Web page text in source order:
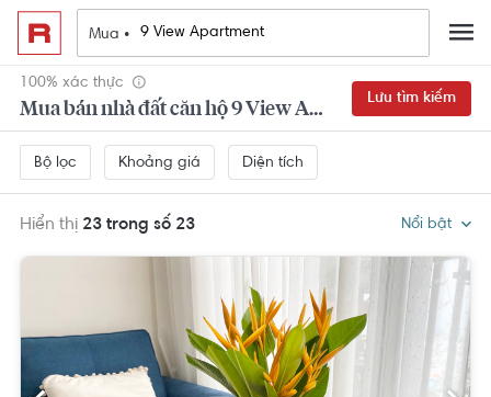
Mua •
100% xác thực
Mua bán nhà đất căn hộ 9 View Apartment Quận 9 đẹp,
Lưu tìm kiếm
Bộ lọc Khoảng giá Diện tích
Hiển thị 23 trong số 23 Nổi bật